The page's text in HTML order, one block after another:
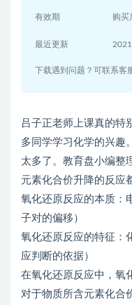
有效期 购买
最近更新
下载遇到问题？可联系客
吕子正老师上课真的特
多同学学习化学的兴趣
太多了。教育盘小编整
元素化合价升降的反应
氧化还原反应的本质：
子对的偏移）
氧化还原反应的特征：
应判断的依据）
在氧化还原反应中，氧
对于物质所含元素化合